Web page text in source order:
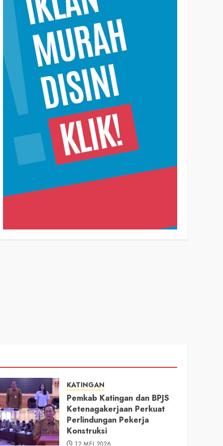
KATINGAN
Pemkab Katingan dan BPJS
Ketenagakerjaan Perkuat
Perlindungan Pekerja
Konstruksi
12 MEI 2026